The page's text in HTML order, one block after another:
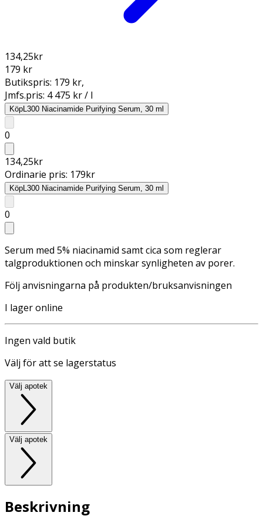
134,25kr
179 kr
Butikspris: 179 kr,
Jmfs.pris: 4 475 kr / l
KöpL300 Niacinamide Purifying Serum, 30 ml
0
134,25kr
Ordinarie pris: 179kr
KöpL300 Niacinamide Purifying Serum, 30 ml
0
Serum med 5% niacinamid samt cica som reglerar
talgproduktionen och minskar synligheten av porer.
Följ anvisningarna på produkten/bruksanvisningen
I lager online
Ingen vald butik
Välj för att se lagerstatus
Välj apotek
Välj apotek
Beskrivning